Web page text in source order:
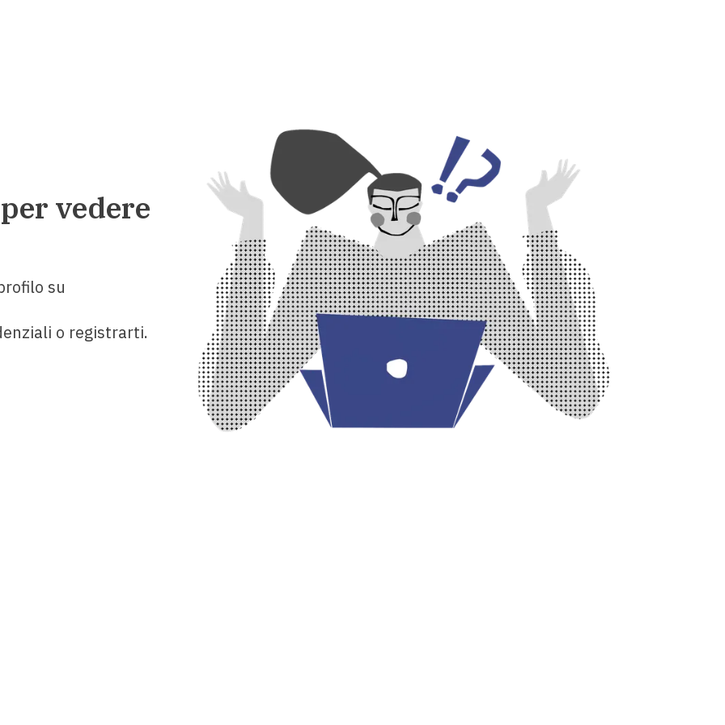
vedere
su
o registrarti.